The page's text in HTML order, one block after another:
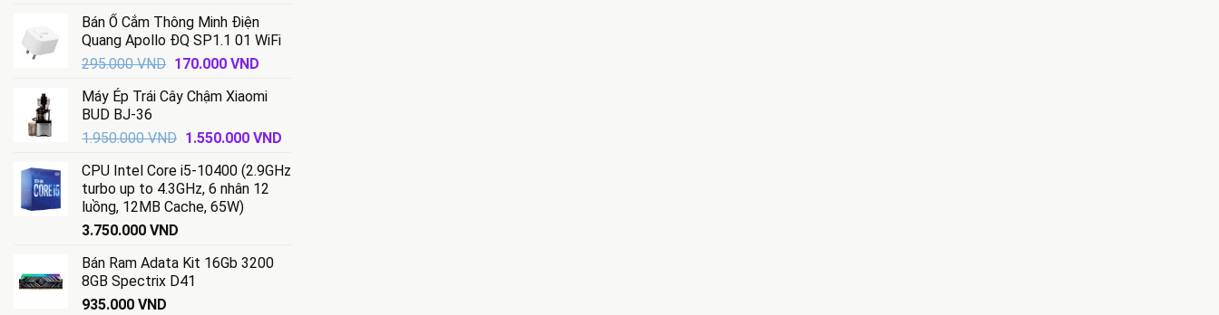
Bán Ổ Cắm Thông Minh Điện
Quang Apollo ĐQ SP1.1 01 WiFi
295.000VND Giá
là:
170.000 VNDGiá
tại
170.000 VND.
Máy Ép Trái Cây Chậm Xiaomi
BUD BJ-36
1.950.000VND Giá
là:
1.950.000 VND.
1.550.000 VNDGiá
tại
CPU Intel Core i5-10400 (2.9GHz
turbo up to 4.3GHz, 6 nhân 12
luồng, 12MB Cache, 65W)
3.750.000 VND
Bán Ram Adata Kit 16Gb 3200
8GB Spectrix D41
935.000 VND